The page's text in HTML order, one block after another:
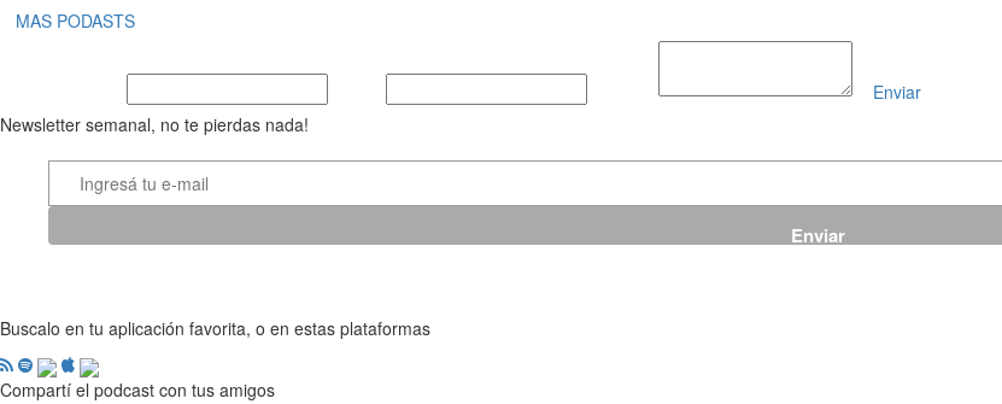
MAS PODASTS
Enviar
Newsletter semanal, no te pierdas nada!
Buscalo en tu aplicación favorita, o en estas plataformas
Compartí el podcast con tus amigos